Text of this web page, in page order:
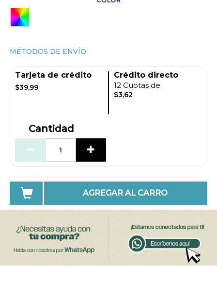
MÉTODOS DE ENVÍO
Tarjeta de crédito
$39,99
Crédito directo
12 Cuotas de
$3,62
Cantidad
AGREGAR AL CARRO